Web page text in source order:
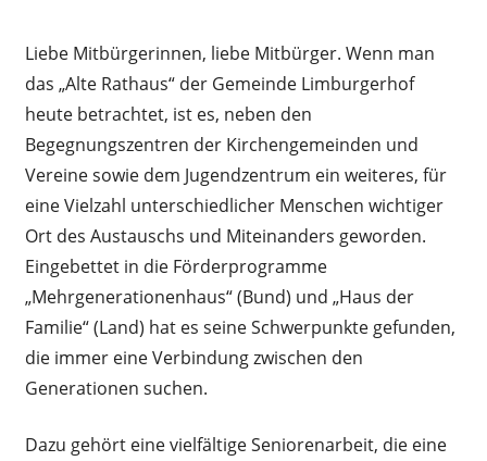
Liebe Mitbürgerinnen, liebe Mitbürger. Wenn man
das „Alte Rathaus“ der Gemeinde Limburgerhof
heute betrachtet, ist es, neben den
Begegnungszentren der Kirchengemeinden und
Vereine sowie dem Jugendzentrum ein weiteres, für
eine Vielzahl unterschiedlicher Menschen wichtiger
Ort des Austauschs und Miteinanders geworden.
Eingebettet in die Förderprogramme
„Mehrgenerationenhaus“ (Bund) und „Haus der
Familie“ (Land) hat es seine Schwerpunkte gefunden,
die immer eine Verbindung zwischen den
Generationen suchen.
Dazu gehört eine vielfältige Seniorenarbeit, die eine